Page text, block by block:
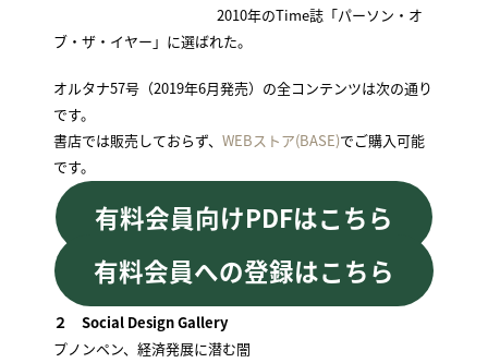
2010年のTime誌「パーソン・オ
ブ・ザ・イヤー」に選ばれた。
オルタナ57号（2019年6月発売）の全コンテンツは次の通り
です。
書店では販売しておらず、 WEBストア(BASE)でご購入可能
です。
有料会員向けPDFはこちら
有料会員への登録はこちら
２ Social Design Gallery
プノンペン、経済発展に潜む闇